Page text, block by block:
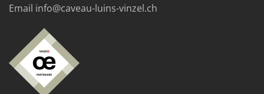
Email info@caveau-luins-vinzel.ch